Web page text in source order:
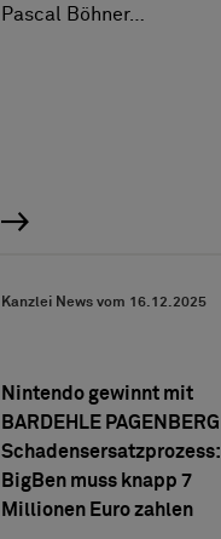
Pascal Böhner…
Kanzlei News vom 16.12.2025
Nintendo gewinnt mit
BARDEHLE PAGENBERG
Schadensersatzprozess:
BigBen muss knapp 7
Millionen Euro zahlen